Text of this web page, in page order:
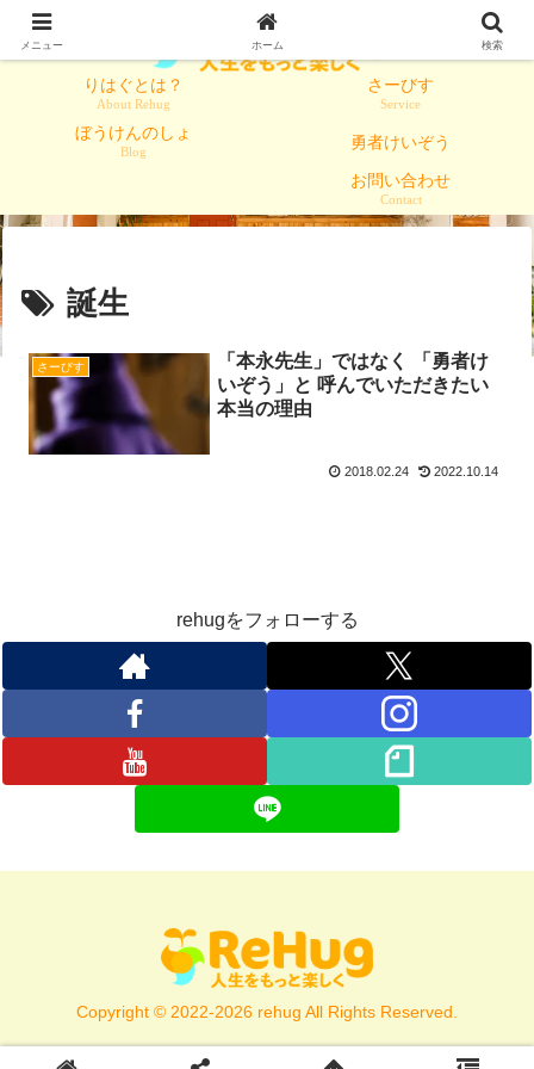
りはぐとは？
About Rehug
さーびす
Service
ぼうけんのしょ
Blog
勇者けいぞう
お問い合わせ
Contact
誕生
さーびす
「本永先生」ではなく 「勇者け
いぞう」と 呼んでいただきたい
本当の理由
2018.02.24 2022.10.14
rehugをフォローする
Copyright © 2022-2026 rehug All Rights Reserved.
メニュー ホーム 検索